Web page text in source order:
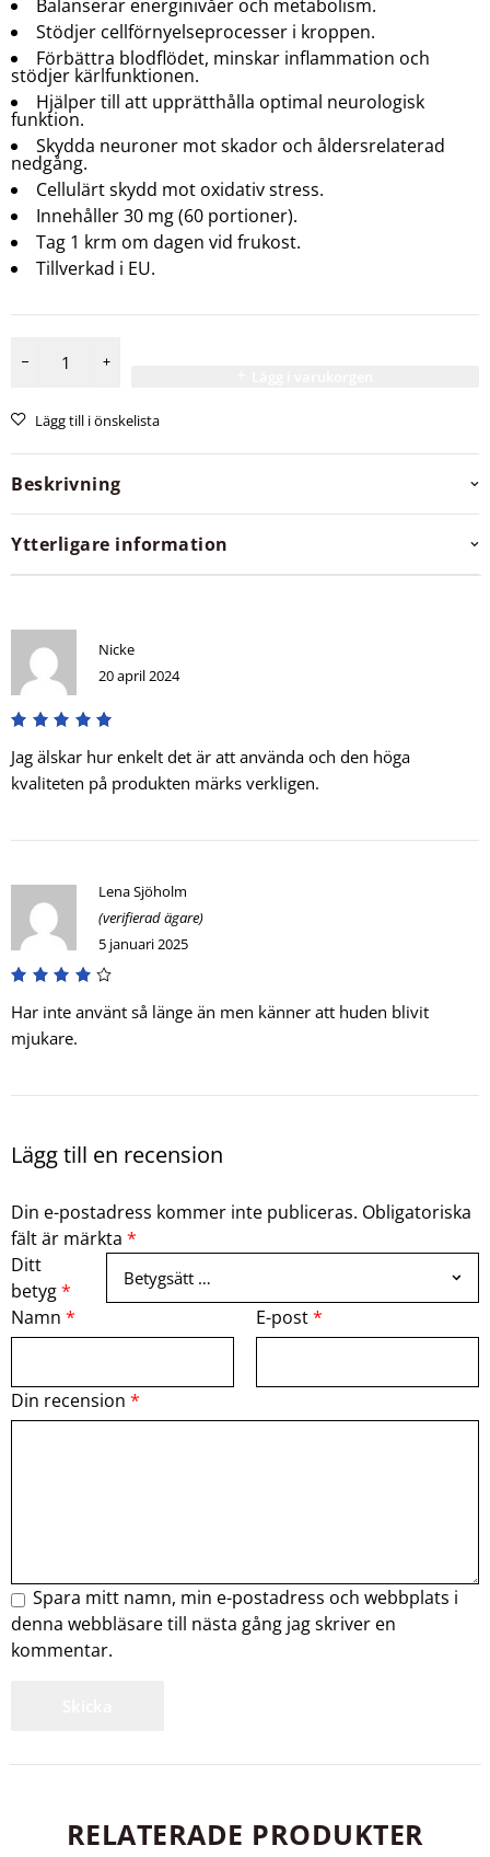
Balanserar energinivåer och metabolism.
Stödjer cellförnyelseprocesser i kroppen.
Förbättra blodflödet, minskar inflammation och
stödjer kärlfunktionen.
Hjälper till att upprätthålla optimal neurologisk
funktion.
Skydda neuroner mot skador och åldersrelaterad
nedgång.
Cellulärt skydd mot oxidativ stress.
Innehåller 30 mg (60 portioner).
Tag 1 krm om dagen vid frukost.
Tillverkad i EU.
Lägg till i önskelista
Beskrivning
Ytterligare information
Nicke
20 april 2024
Jag älskar hur enkelt det är att använda och den höga
kvaliteten på produkten märks verkligen.
Lena Sjöholm
(verifierad ägare)
5 januari 2025
Har inte använt så länge än men känner att huden blivit
mjukare.
Lägg till en recension
Din e-postadress kommer inte publiceras. Obligatoriska
fält är märkta *
Ditt
betyg*
Din recension *
Namn * E-post*
Spara mitt namn, min e-postadress och webbplats i
denna webbläsare till nästa gång jag skriver en
kommentar.
RELATERADE PRODUKTER